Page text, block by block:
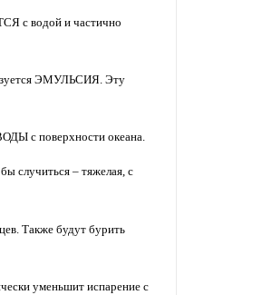
с водой и частично
ЭМУЛЬСИЯ. Эту
с поверхности океана.
случиться – тяжелая, с
Также будут бурить
уменьшит испарение с